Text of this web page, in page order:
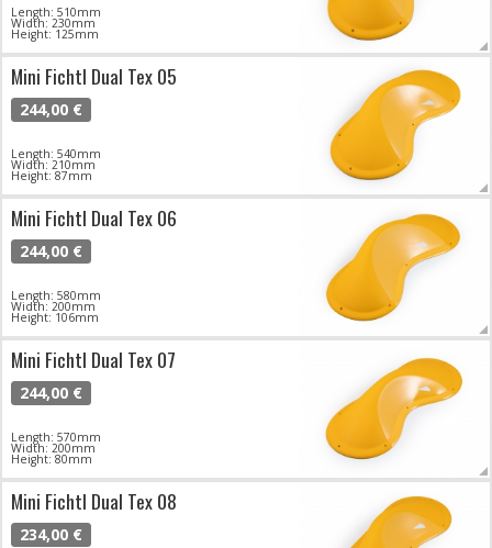
Length: 510mm
Width: 230mm
Height: 125mm
Mini Fichtl Dual Tex 05
244,00 €
Length: 540mm
Width: 210mm
Height: 87mm
Mini Fichtl Dual Tex 06
244,00 €
Length: 580mm
Width: 200mm
Height: 106mm
Mini Fichtl Dual Tex 07
244,00 €
Length: 570mm
Width: 200mm
Height: 80mm
Mini Fichtl Dual Tex 08
234,00 €